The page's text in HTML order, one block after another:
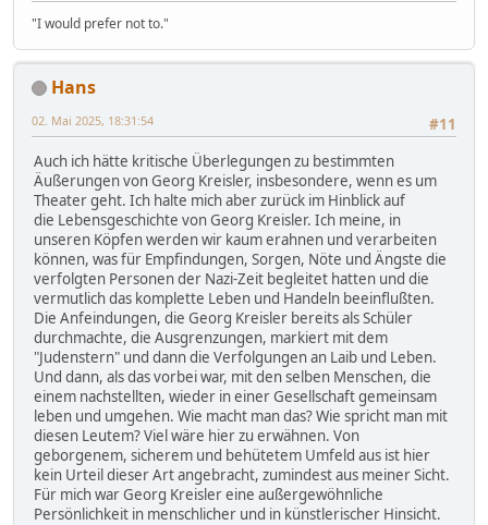
"I would prefer not to."
Hans
#11
02. Mai 2025, 18:31:54
Auch ich hätte kritische Überlegungen zu bestimmten
Äußerungen von Georg Kreisler, insbesondere, wenn es um
Theater geht. Ich halte mich aber zurück im Hinblick auf
die Lebensgeschichte von Georg Kreisler. Ich meine, in
unseren Köpfen werden wir kaum erahnen und verarbeiten
können, was für Empfindungen, Sorgen, Nöte und Ängste die
verfolgten Personen der Nazi-Zeit begleitet hatten und die
vermutlich das komplette Leben und Handeln beeinflußten.
Die Anfeindungen, die Georg Kreisler bereits als Schüler
durchmachte, die Ausgrenzungen, markiert mit dem
"Judenstern" und dann die Verfolgungen an Laib und Leben.
Und dann, als das vorbei war, mit den selben Menschen, die
einem nachstellten, wieder in einer Gesellschaft gemeinsam
leben und umgehen. Wie macht man das? Wie spricht man mit
diesen Leutem? Viel wäre hier zu erwähnen. Von
geborgenem, sicherem und behütetem Umfeld aus ist hier
kein Urteil dieser Art angebracht, zumindest aus meiner Sicht.
Für mich war Georg Kreisler eine außergewöhnliche
Persönlichkeit in menschlicher und in künstlerischer Hinsicht.